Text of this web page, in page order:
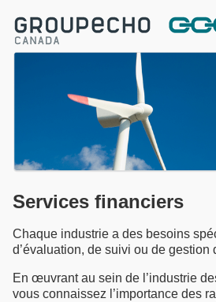
Services financiers
Chaque industrie a des besoins
d’évaluation, de suivi ou de gestion
En œuvrant au sein de l’industrie
vous connaissez l’importance des